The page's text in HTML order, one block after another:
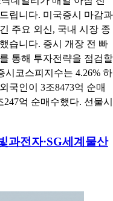
립니다. 미국증시 마감과
주요 외신, 국내 시장 종
습니다. 증시 개장 전 빠
통해 투자전략을 점검할
코스피지수는 4.26% 하
국인이 3조8473억 순매
억 순매수했다. 선물시
과전자·SG세계물산